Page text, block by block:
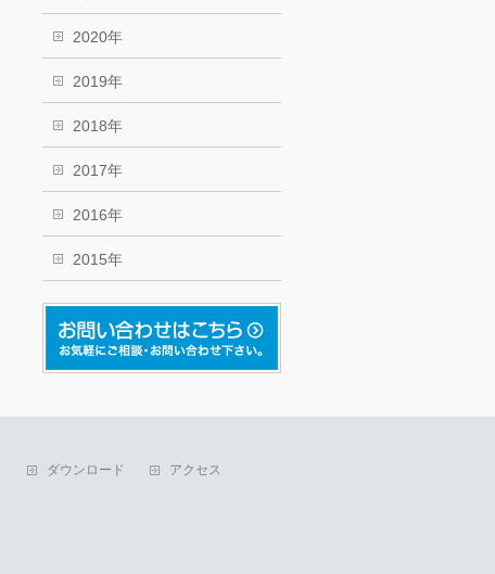
2020年
2019年
2018年
2017年
2016年
2015年
ダウンロード
アクセス